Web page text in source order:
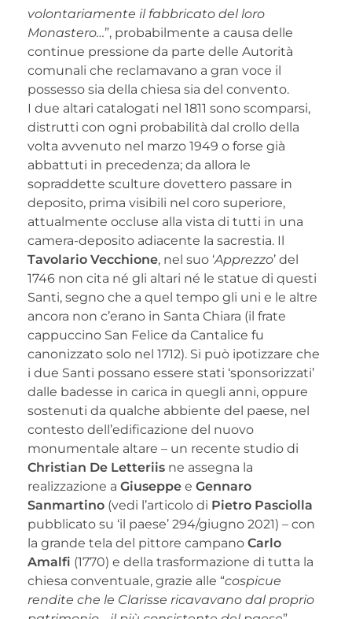
volontariamente il fabbricato del loro
Monastero…”, probabilmente a causa delle
continue pressione da parte delle Autorità
comunali che reclamavano a gran voce il
possesso sia della chiesa sia del convento.
I due altari catalogati nel 1811 sono scomparsi,
distrutti con ogni probabilità dal crollo della
volta avvenuto nel marzo 1949 o forse già
abbattuti in precedenza; da allora le
sopraddette sculture dovettero passare in
deposito, prima visibili nel coro superiore,
attualmente occluse alla vista di tutti in una
camera-deposito adiacente la sacrestia. Il
Tavolario Vecchione, nel suo ‘Apprezzo’ del
1746 non cita né gli altari né le statue di questi
Santi, segno che a quel tempo gli uni e le altre
ancora non c’erano in Santa Chiara (il frate
cappuccino San Felice da Cantalice fu
canonizzato solo nel 1712). Si può ipotizzare che
i due Santi possano essere stati ‘sponsorizzati’
dalle badesse in carica in quegli anni, oppure
sostenuti da qualche abbiente del paese, nel
contesto dell’edificazione del nuovo
monumentale altare – un recente studio di
Christian De Letteriis ne assegna la
realizzazione a Giuseppe e Gennaro
Sanmartino (vedi l’articolo di Pietro Pasciolla
pubblicato su ‘il paese’ 294/giugno 2021) ­– con
la grande tela del pittore campano Carlo
Amalfi (1770) e della trasformazione di tutta la
chiesa conventuale, grazie alle “cospicue
rendite che le Clarisse ricavavano dal proprio